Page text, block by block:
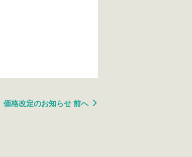
価格改定のお知らせ 前へ